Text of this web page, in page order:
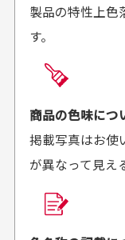
に梱包されてい
の状態も良好で
があればよろし
商品の受け渡
頂いておりま
商品購入か
か？
平日午前9時
製品の特性上色
す。
商品の色味につ
掲載写真はお使
が異なって見え